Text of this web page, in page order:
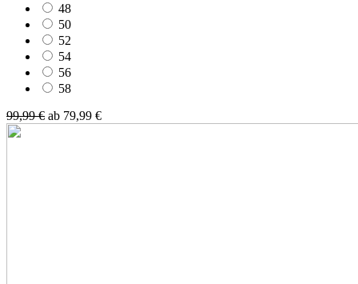
48
50
52
54
56
58
99,99 € ab 79,99 €